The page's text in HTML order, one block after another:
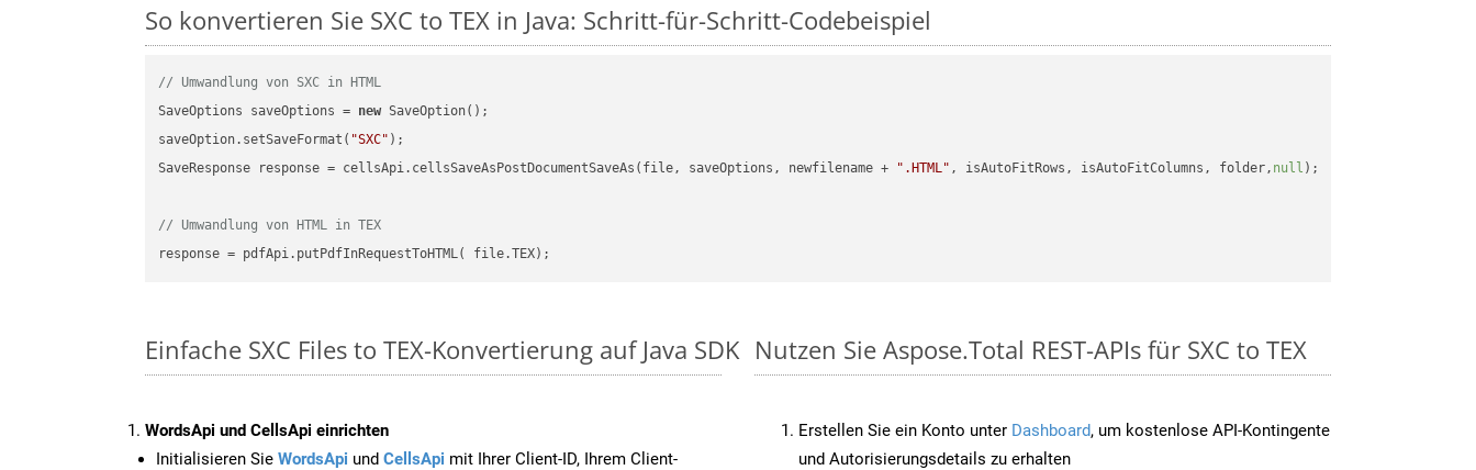
So konvertieren Sie SXC to TEX in Java: Schritt-für-Schritt-Codebeispiel
// Umwandlung von SXC in HTML
SaveOptions saveOptions = new SaveOption();
saveOption.setSaveFormat( "SXC" );
SaveResponse response = cellsApi.cellsSaveAsPostDocumentSaveAs(file, saveOptions, newfilename +
".HTML" , isAutoFitRows, isAutoFitColumns, folder, null );
// Umwandlung von HTML in TEX
Einfache SXC Files to TEX-Konvertierung auf Java SDK
WordsApi und CellsApi einrichten
Initialisieren Sie WordsApi und CellsApi mit Ihrer Client-ID, Ihrem Client-
Nutzen Sie Aspose.Total REST-APIs für SXC to TEX
Erstellen Sie ein Konto unter Dashboard, um kostenlose API-Kontingente
und Autorisierungsdetails zu erhalten